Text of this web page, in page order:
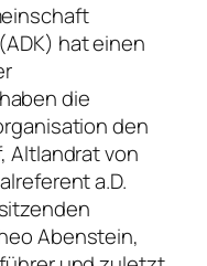
hat einen
die
den
Altlandrat von
a.D.
Abenstein,